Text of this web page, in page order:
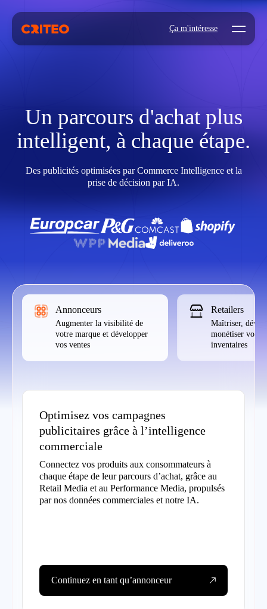
Ça m'intéresse Open
Un parcours d'achat plus
intelligent, à chaque étape.
Des publicités optimisées par Commerce Intelligence et la
prise de décision par IA.
Annonceurs
Augmenter la visibilité de
votre marque et développer
vos ventes
Retailers
Maîtriser,
monétiser vos
inventaires
Optimisez vos campagnes
publicitaires grâce à l’intelligence
commerciale
Connectez vos produits aux consommateurs à
chaque étape de leur parcours d’achat, grâce au
Retail Media et au Performance Media, propulsés
par nos données commerciales et notre IA.
Continuez en tant qu’annonceur